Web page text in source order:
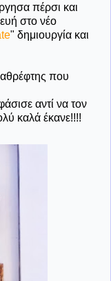
πέρσι και
στο νέο
" δημιουργία και
που
αντί να τον
καλά έκανε!!!!